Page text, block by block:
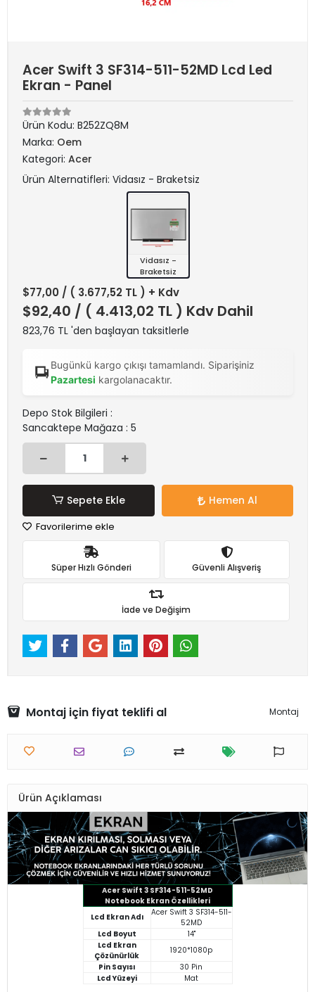
Acer Swift 3 SF314-511-52MD Lcd Led
Ekran - Panel
Ürün Kodu: B252ZQ8M
Marka: Oem
Kategori: Acer
Ürün Alternatifleri: Vidasız - Braketsiz
Vidasız -
Braketsiz
$77,00 / ( 3.677,52 TL ) + Kdv
$92,40 / ( 4.413,02 TL ) Kdv Dahil
823,76 TL 'den başlayan taksitlerle
Bugünkü kargo çıkışı tamamlandı. Siparişiniz
Pazartesi kargolanacaktır.
Depo Stok Bilgileri :
Sancaktepe Mağaza : 5
Sepete Ekle Hemen Al
Favorilerime ekle
Süper Hızlı Gönderi Güvenli Alışveriş
İade ve Değişim
Montaj için fiyat teklifi al Montaj
Ürün Açıklaması
Acer Swift 3 SF314-511-52MD
Notebook Ekran Özellikleri
Lcd Ekran Adı
Acer Swift 3 SF314-511-
52MD
Lcd Boyut
14"
Lcd Ekran
Çözünürlük
1920*1080p
Pin Sayısı
30 Pin
Lcd Yüzeyi
Mat